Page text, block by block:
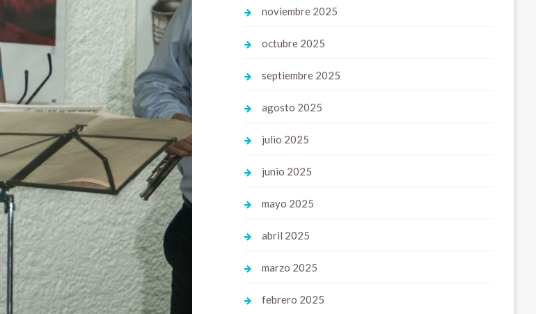
noviembre 2025
octubre 2025
septiembre 2025
agosto 2025
julio 2025
junio 2025
mayo 2025
abril 2025
marzo 2025
febrero 2025